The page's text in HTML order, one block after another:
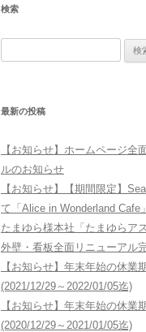
検索
最新の投稿
【お知らせ】ホームページ全
ルのお知らせ
【お知らせ】【期間限定】
て「Alice in Wonderland Cafe
たまゆら様本社「たまゆらア
外壁・看板全面リニューアル
【お知らせ】年末年始の休業
(2021/12/29～2022/01/05迄)
【お知らせ】年末年始の休業
(2020/12/29～2021/01/05迄)